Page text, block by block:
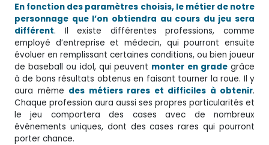
En fonction des paramètres choisis, le métier de notre
personnage que l’on obtiendra au cours du jeu sera
différent. Il existe différentes professions, comme
employé d’entreprise et médecin, qui pourront ensuite
évoluer en remplissant certaines conditions, ou bien joueur
de baseball ou idol, qui peuvent monter en gradegrâce
à de bons résultats obtenus en faisant tourner la roue. Il y
aura même des métiers rares et difficiles à obtenir.
Chaque profession aura aussi ses propres particularités et
le jeu comportera des cases avec de nombreux
événements uniques, dont des cases rares qui pourront
porter chance.